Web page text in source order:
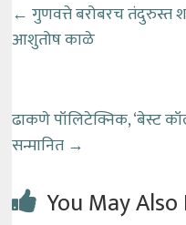
← गुणवत्ते बरोबरच तंदुरुस्त
आशुतोष काळे
ढाकणे पॉलिटेक्निक, ‘बेस्ट
सन्मानित →
You May Also